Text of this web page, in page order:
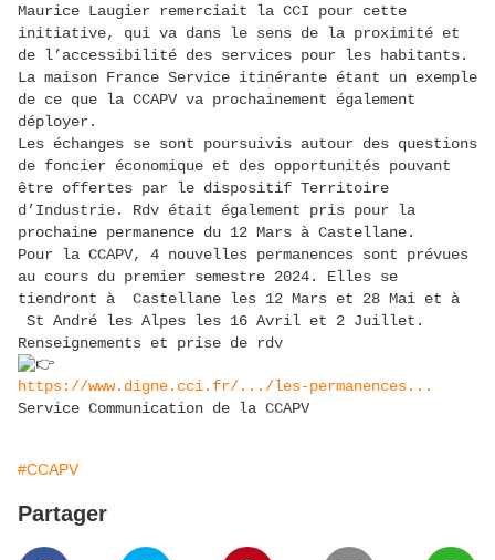
Maurice Laugier remerciait la CCI pour cette
initiative, qui va dans le sens de la proximité et
de l’accessibilité des services pour les habitants.
La maison France Service itinérante étant un exemple
de ce que la CCAPV va prochainement également
déployer.
Les échanges se sont poursuivis autour des questions
de foncier économique et des opportunités pouvant
être offertes par le dispositif Territoire
d’Industrie. Rdv était également pris pour la
prochaine permanence du 12 Mars à Castellane.
Pour la CCAPV, 4 nouvelles permanences sont prévues
au cours du premier semestre 2024. Elles se
tiendront à Castellane les 12 Mars et 28 Mai et à
St André les Alpes les 16 Avril et 2 Juillet.
Renseignements et prise de rdv
https://www.digne.cci.fr/.../les-permanences...
Service Communication de la CCAPV
#CCAPV
Partager